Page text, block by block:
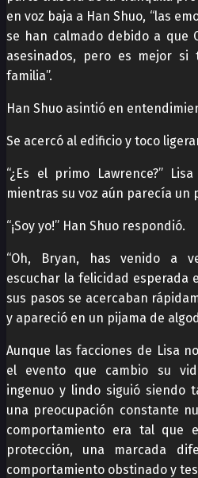
en voz baja a Han Shuo, “las
se han calmado debido a que
asesinados, pero es mejor
familia”.
Han Shuo asintió en
Se acercó al edificio y toco
“¿Es el primo Lawrence?”
mientras su voz aún parecía un
“¡Soy yo!” Han Shuo respondió.
“Oh, Bryan, has venido a
escuchar la felicidad esperada
sus pasos se acercaban
y apareció en un pijama de
Aunque las facciones de Lisa
el evento que cambio su
ingenuo y lindo siguió siendo
una preocupación constante
comportamiento era tal que
protección, una marcada
comportamiento obstinado y